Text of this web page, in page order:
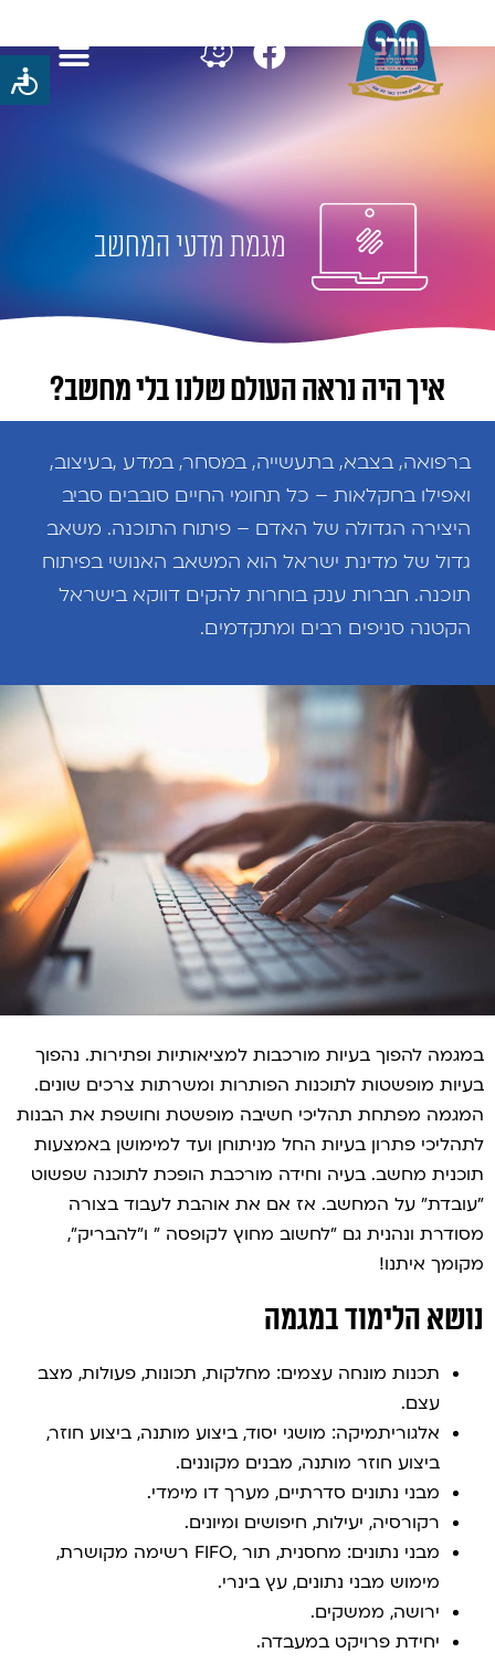
מגמת מדעי המחשב
איך היה נראה העולם שלנו בלי מחשב?
ברפואה, בצבא, בתעשייה, במסחר, במדע ,בעיצוב,
ואפילו בחקלאות – כל תחומי החיים סובבים סביב
היצירה הגדולה של האדם – פיתוח התוכנה. משאב
גדול של מדינת ישראל הוא המשאב האנושי בפיתוח
תוכנה. חברות ענק בוחרות להקים דווקא בישראל
הקטנה סניפים רבים ומתקדמים.
במגמה להפוך בעיות מורכבות למציאותיות ופתירות. נהפוך
בעיות מופשטות לתוכנות הפותרות ומשרתות צרכים שונים.
המגמה מפתחת תהליכי חשיבה מופשטת וחושפת את הבנות
לתהליכי פתרון בעיות החל מניתוחן ועד למימושן באמצעות
תוכנית מחשב. בעיה וחידה מורכבת הופכת לתוכנה שפשוט
"עובדת" על המחשב. אז אם את אוהבת לעבוד בצורה
מסודרת ונהנית גם "לחשוב מחוץ לקופסה " ו"להבריק",
מקומך איתנו!
נושא הלימוד במגמה
תכנות מונחה עצמים: מחלקות, תכונות, פעולות, מצב
עצם.
אלגוריתמיקה: מושגי יסוד, ביצוע מותנה, ביצוע חוזר,
ביצוע חוזר מותנה, מבנים מקוננים.
מבני נתונים סדרתיים, מערך דו מימדי.
רקורסיה, יעילות, חיפושים ומיונים.
מבני נתונים: מחסנית, תור ,FIFO רשימה מקושרת,
מימוש מבני נתונים, עץ בינרי.
ירושה, ממשקים.
יחידת פרויקט במעבדה.